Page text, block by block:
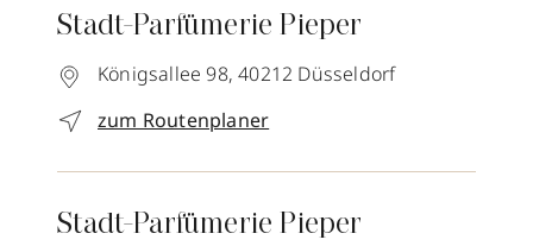
Stadt-Parfümerie Pieper
Königsallee 98, 40212 Düsseldorf
zum Routenplaner
Stadt-Parfümerie Pieper